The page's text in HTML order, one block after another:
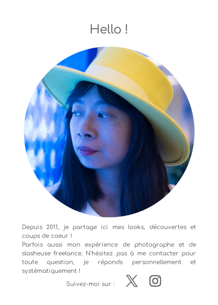
Hello !
Depuis 2011, je partage ici mes looks, découvertes et
coups de coeur !
Parfois aussi mon expérience de photographeet de
slasheuse freelance. N'hésitez pas à me contacter pour
toute question, je réponds personnellement et
systématiquement !
Suivez-moi sur :